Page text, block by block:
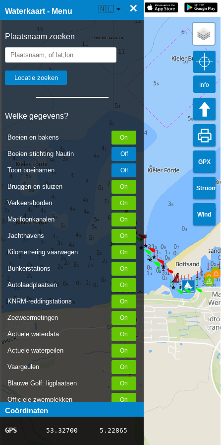
Waterkaart - Menu ×
Plaatsnaam zoeken
Welke gegevens?
Boeien en bakens
Boeien stichting Nautin
Toon boeinamen
Bruggen en sluizen
Verkeersborden
Marifoonkanalen
Jachthavens
Kilometrering vaarwegen
Bunkerstations
Autolaadplaatsen
KNRM-reddingstations
Zeeweermetingen
Actuele waterdata
Actuele waterpeilen
Vaargeulen
Blauwe Golf: ligplaatsen
Officiele zwemplekken
Stremmingen/hinder
AIS scheepsposities
Coördinaten
GPS 53.32700 5.22865
☰ Waterkaart Live 🇳🇱
GPX
Stroom
Wind
Info